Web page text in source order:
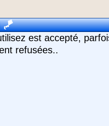
🪁
est accepté,
refusées..